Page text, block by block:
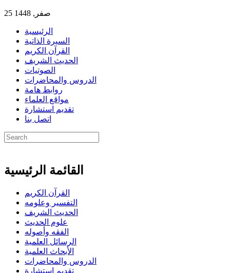
25 صفر, 1448
الرئيسية
السيرة الذاتية
القرآن الكريم
الحديث الشريف
الصوتيات
الدروس والمحاضرات
روابط هامة
مواقع العلماء
تقديم استشارة
اتصل بنا
القائمة الرئيسية
القرآن الكريم
التفسير وعلومه
الحديث الشريف
علوم الحديث
الفقه وأصوله
الرسائل العلمية
الأبحاث العلمية
الدروس والمحاضرات
تقديم استشارة